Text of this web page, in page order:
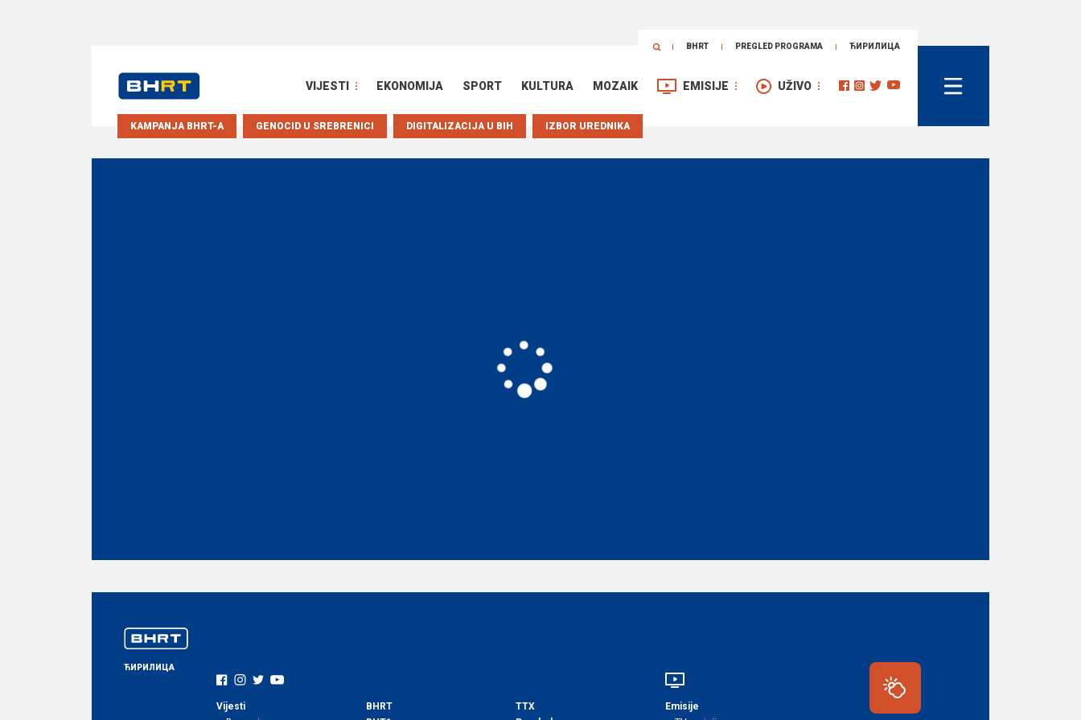
VIJESTI EKONOMIJA SPORT KULTURA MOZAIK EMISIJE UŽIVO
IZBOR UREDNIKA
DIGITALIZACIJA U BIH
GENOCID U SREBRENICI
KAMPANJA BHRT-A
BHRT PREGLED PROGRAMA ЋИРИЛИЦА
ЋИРИЛИЦА
Vijesti
BHRT
TTX
Emisije